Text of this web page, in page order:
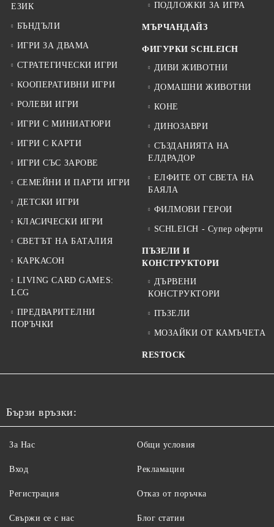
ЕЗИК
БЪНДЪЛИ
ИГРИ ЗА ДВАМА
СТРАТЕГИЧЕСКИ ИГРИ
КООПЕРАТИВНИ ИГРИ
РОЛЕВИ ИГРИ
ИГРИ С МИНИАТЮРИ
ИГРИ С КАРТИ
ИГРИ СЪС ЗАРОВЕ
СЕМЕЙНИ И ПАРТИ ИГРИ
ДЕТСКИ ИГРИ
КЛАСИЧЕСКИ ИГРИ
СВЕТЪТ НА БАТАЛИЯ
КАРКАСОН
LIVING CARD GAMES:
LCG
ПРЕДВАРИТЕЛНИ
ПОРЪЧКИ
ПОДЛОЖКИ ЗА ИГРА
МЪРЧАНДАЙЗ
ФИГУРКИ SCHLEICH
ДИВИ ЖИВОТНИ
ДОМАШНИ ЖИВОТНИ
КОНЕ
ДИНОЗАВРИ
СЪЗДАНИЯТА НА
ЕЛДРАДОР
ЕЛФИТЕ ОТ СВЕТА НА
БАЯЛА
ФИЛМОВИ ГЕРОИ
SCHLEICH - Супер оферти
ПЪЗЕЛИ И
КОНСТРУКТОРИ
ДЪРВЕНИ
КОНСТРУКТОРИ
ПЪЗЕЛИ
МОЗАЙКИ ОТ КАМЪЧЕТА
RESTOCK
Бързи връзки:
За Нас
Вход
Регистрация
Свържи се с нас
Общи условия
Рекламации
Отказ от поръчка
Блог статии